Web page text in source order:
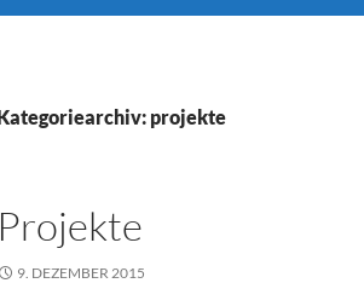
projekte
Projekte
9. DEZEMBER 2015